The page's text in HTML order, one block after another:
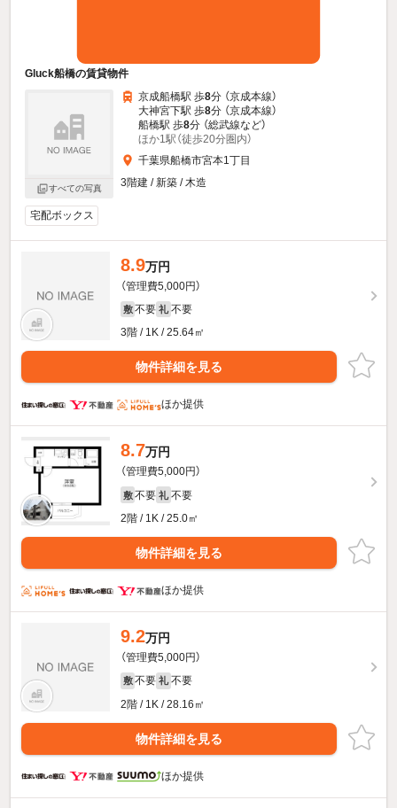
Gluck船橋の賃貸物件
すべての写真
京成船橋駅 歩8分 （京成本線）
大神宮下駅 歩8分 （京成本線）
船橋駅 歩8分 （総武線など）
ほか1駅（徒歩20分圏内）
千葉県船橋市宮本1丁目
3階建 / 新築 / 木造
宅配ボックス
8.9万円
（管理費5,000円）
敷 不要 礼 不要
3階 / 1K / 25.64㎡
物件詳細を見る
ほか提供
8.7万円
（管理費5,000円）
敷 不要 礼 不要
2階 / 1K / 25.0㎡
物件詳細を見る
ほか提供
9.2万円
（管理費5,000円）
敷 不要 礼 不要
2階 / 1K / 28.16㎡
物件詳細を見る
ほか提供